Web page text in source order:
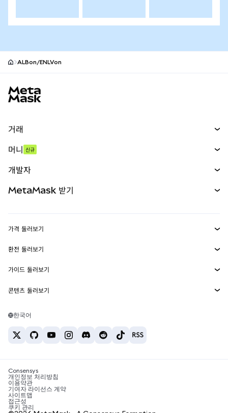
ALBon/ENLVon
거래
무기한 선물
실물자산
머니 신규
개발자
MetaMask Connect
Snaps
웹3 서비스
MetaMask 받기
보안
고객 지원
채용
가격 둘러보기
이더리움 가격
솔라나 가격
테더 가격
환전 둘러보기
ETH를 USD로 환전
USDT를 INR로 환전
BTC를 INR로 환전
ETH를 USDT로 환전
가이드 둘러보기
ETH 매수
USDT 매수
SHIB 매수
BNB 매수
콘텐츠 둘러보기
솔라나 지갑
암호화폐 세금 뉴스
암호화폐 매수 방법
비트코인 매도 방법
한국어
Consensys
개인정보 처리방침
이용약관
기여자 라이선스 계약
사이트맵
접근성
쿠키 관리